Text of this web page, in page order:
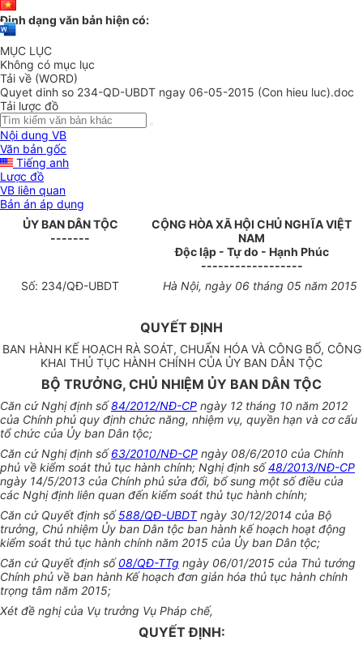
Định dạng văn bản hiện có:
MỤC LỤC
Không có mục lục
Tải về (WORD)
Quyet dinh so 234-QD-UBDT ngay 06-05-2015 (Con hieu luc).doc
Tải lược đồ
Nội dung VB
Văn bản gốc
Tiếng anh
Lược đồ
VB liên quan
Bản án áp dụng
ỦYBAN DÂN TỘC
-------
CỘNG HÒA XÃ HỘI CHỦ NGHĨA VIỆT
NAM
Độc lập - Tự do - Hạnh Phúc
------------------
Số: 234/QĐ-UBDT Hà Nội, ngày 06tháng 05 năm 2015
QUYẾT ĐỊNH
BAN HÀNH KẾHOẠCH RÀ SOÁT, CHUẨN HÓAVÀ CÔNG BỐ, CÔNG
KHAI THỦ TỤC HÀNH CHÍNH CỦA ỦY BAN DÂN TỘC
BỘ TRƯỞNG, CHỦ NHIỆM ỦY BAN DÂN TỘC
Căn cứ Nghị định số84/2012/NĐ-CP ngày 12 tháng 10 năm 2012
của Chính phủ quy định chức năng, nhiệm vụ, quyền hạn và cơ cấu
tổ chức của Ủy ban Dân tộc;
Căn cứ Nghị định số 63/2010/NĐ-CP ngày 08/6/2010 của Chính
phủ về kiểm soát thủ tục hành chính; Nghị định số48/2013/NĐ-CP
ngày 14/5/2013 của Chính phủ sửa đổi, bổ sung một số điều của
các Nghị định liên quan đến kiểm soát thủ tục hành chính;
Căn cứ Quyết định số588/QĐ-UBDTngày 30/12/2014 của Bộ
trưởng, Chủ nhiệm Ủy ban Dân tộc ban hành kế hoạch hoạt động
kiểm soát thủ tục hành chính năm 2015 của Ủy ban Dân tộc;
Căn cứ Quyết định số08/QĐ-TTg ngày 06/01/2015 của Thủ tướng
Chính phủ về ban hành Kế hoạch đơn giản hóa thủ tục hành chính
trọng tâm năm 2015;
Xét đề nghị của Vụ trưởng Vụ Pháp chế,
QUYẾT ĐỊNH: